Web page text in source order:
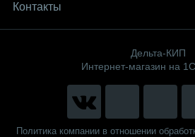
Контакты
Дельта-КИП
Интернет-магазин на
Политика компании в отношении